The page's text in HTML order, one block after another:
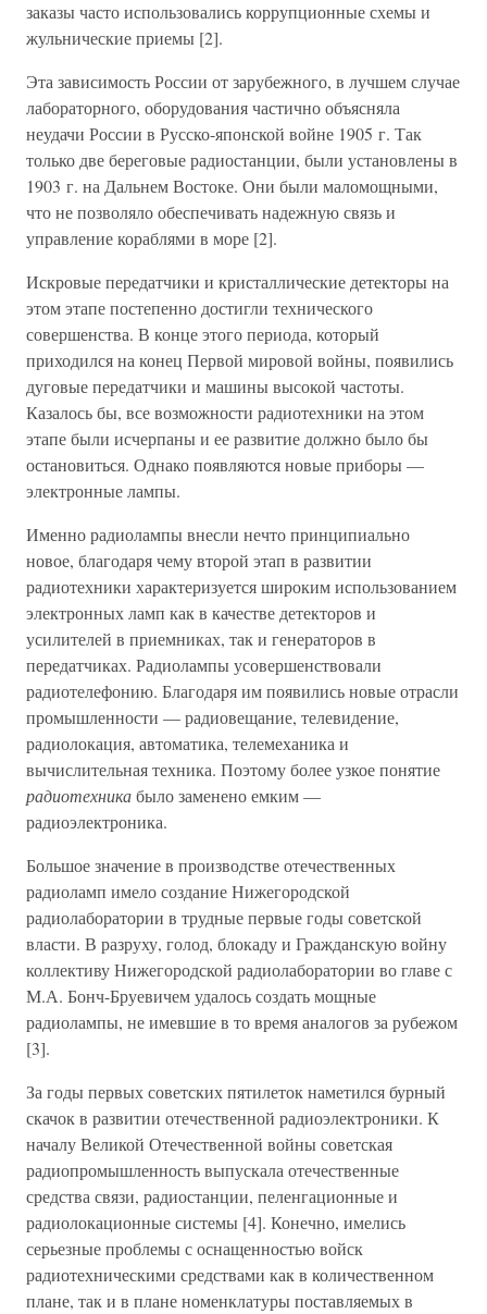
заказы часто использовались коррупционные схемы и
жульнические приемы [2].
Эта зависимость России от зарубежного, в лучшем случае
лабораторного, оборудования частично объясняла
неудачи России в Русско-японской войне 1905 г. Так
только две береговые радиостанции, были установлены в
1903 г. на Дальнем Востоке. Они были маломощными,
что не позволяло обеспечивать надежную связь и
управление кораблями в море [2].
Искровые передатчики и кристаллические детекторы на
этом этапе постепенно достигли технического
совершенства. В конце этого периода, который
приходился на конец Первой мировой войны, появились
дуговые передатчики и машины высокой частоты.
Казалось бы, все возможности радиотехники на этом
этапе были исчерпаны и ее развитие должно было бы
остановиться. Однако появляются новые приборы —
электронные лампы.
Именно радиолампы внесли нечто принципиально
новое, благодаря чему второй этап в развитии
радиотехники характеризуется широким использованием
электронных ламп как в качестве детекторов и
усилителей в приемниках, так и генераторов в
передатчиках. Радиолампы усовершенствовали
радиотелефонию. Благодаря им появились новые отрасли
промышленности — радиовещание, телевидение,
радиолокация, автоматика, телемеханика и
вычислительная техника. Поэтому более узкое понятие
радиотехникабыло заменено емким —
радиоэлектроника.
Большое значение в производстве отечественных
радиоламп имело создание Нижегородской
радиолаборатории в трудные первые годы советской
власти. В разруху, голод, блокаду и Гражданскую войну
коллективу Нижегородской радиолаборатории во главе с
М.А. Бонч-Бруевичем удалось создать мощные
радиолампы, не имевшие в то время аналогов за рубежом
[3].
За годы первых советских пятилеток наметился бурный
скачок в развитии отечественной радиоэлектроники. К
началу Великой Отечественной войны советская
радиопромышленность выпускала отечественные
средства связи, радиостанции, пеленгационные и
радиолокационные системы [4]. Конечно, имелись
серьезные проблемы с оснащенностью войск
радиотехническими средствами как в количественном
плане, так и в плане номенклатуры поставляемых в